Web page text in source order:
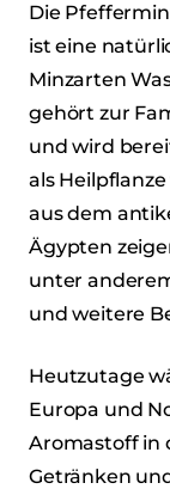
Die
ist eine
Minzarten
gehört zur
und wird
als
aus dem
Ägypten
unter
und weitere
Heutzutage
Europa und
Aromastoff in
Getränken